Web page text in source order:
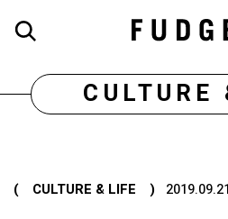
CULTURE
( CULTURE & LIFE ) 2019.09.21